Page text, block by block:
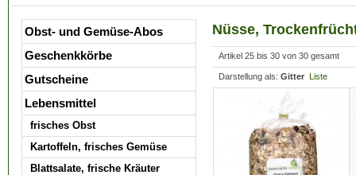
Nüsse,
Artikel 25 bis 30 von 30 gesamt
Darstellung als: Gitter Liste
Obst- und Gemüse-Abos
Geschenkkörbe
Gutscheine
Lebensmittel
frisches Obst
Kartoffeln, frisches Gemüse
Blattsalate, frische Kräuter